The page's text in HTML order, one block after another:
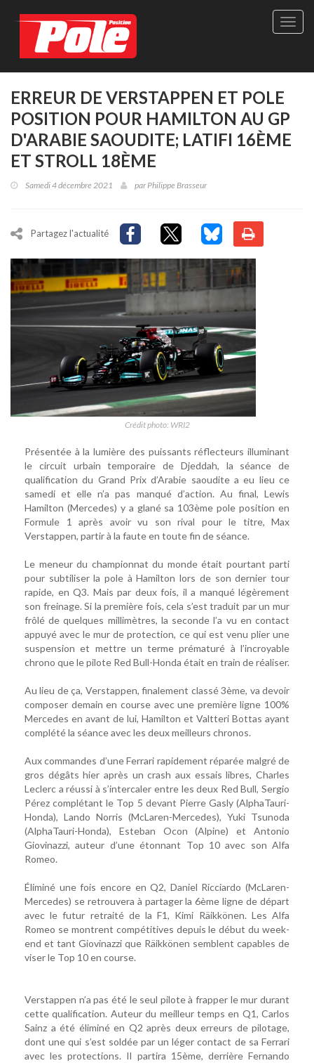
Site
Le
seul
ERREUR DE VERSTAPPEN ET POLE
POSITION POUR HAMILTON AU GP
D'ARABIE SAOUDITE; LATIFI 16ÈME
ET STROLL 18ÈME
Samedi 4 décembre 2021 parPhilippe Brasseur
Partagez l'actualité
Crédit photo: WRI2
Présentée à la lumière des puissants réflecteurs illuminant
le circuit urbain temporaire de Djeddah, la séance de
qualification du Grand Prix d’Arabie saoudite a eu lieu ce
samedi et elle n’a pas manqué d’action. Au final, Lewis
Hamilton (Mercedes) y a glané sa 103ème pole position en
Formule 1 après avoir vu son rival pour le titre, Max
Verstappen, partir à la faute en toute fin de séance.
Le meneur du championnat du monde était pourtant parti
pour subtiliser la pole à Hamilton lors de son dernier tour
rapide, en Q3. Mais par deux fois, il a manqué légèrement
son freinage. Si la première fois, cela s’est traduit par un mur
frôlé de quelques millimètres, la seconde l’a vu en contact
appuyé avec le mur de protection, ce qui est venu plier une
suspension et mettre un terme prématuré à l’incroyable
chrono que le pilote Red Bull-Honda était en train de réaliser.
Au lieu de ça, Verstappen, finalement classé 3ème, va devoir
composer demain en course avec une première ligne 100%
Mercedes en avant de lui, Hamilton et Valtteri Bottas ayant
complété la séance avec les deux meilleurs chronos.
Aux commandes d’une Ferrari rapidement réparée malgré de
gros dégâts hier après un crash aux essais libres, Charles
Leclerc a réussi à s’intercaler entre les deux Red Bull, Sergio
Pérez complétant le Top 5 devant Pierre Gasly (AlphaTauri-
Honda), Lando Norris (McLaren-Mercedes), Yuki Tsunoda
(AlphaTauri-Honda), Esteban Ocon (Alpine) et Antonio
Giovinazzi, auteur d’une étonnant Top 10 avec son Alfa
Romeo.
Éliminé une fois encore en Q2, Daniel Ricciardo (McLaren-
Mercedes) se retrouvera à partager la 6ème ligne de départ
avec le futur retraité de la F1, Kimi Räikkönen. Les Alfa
Romeo se montrent compétitives depuis le début du week-
end et tant Giovinazzi que Räikkönen semblent capables de
viser le Top 10 en course.
Verstappen n’a pas été le seul pilote à frapper le mur durant
cette qualification. Auteur du meilleur temps en Q1, Carlos
Sainz a été éliminé en Q2 après deux erreurs de pilotage,
dont une qui s’est soldée par un léger contact de sa Ferrari
avec les protections. Il partira 15ème, derrière Fernando